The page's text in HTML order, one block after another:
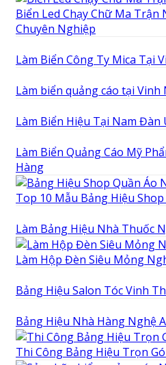
Biển Led Chạy Chữ Ma Trận
Chuyên Nghiệp
Làm Biển Công Ty Mica Tại
Làm biển quảng cáo tại Vinh
Làm Biển Hiệu Tại Nam Đàn
Làm Biển Quảng Cáo Mỹ
Hàng
Top 10 Mẫu Bảng Hiệu
Làm Bảng Hiệu Nhà Thuốc
Làm Hộp Đèn Siêu Mỏng
Bảng Hiệu Salon Tóc Vinh
Bảng Hiệu Nhà Hàng Nghệ
Thi Công Bảng Hiệu Trọn